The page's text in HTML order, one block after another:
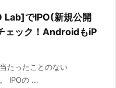
Lab]でIPO(新規公開
ェック！AndroidもiP
たったことのない
IPOの ...